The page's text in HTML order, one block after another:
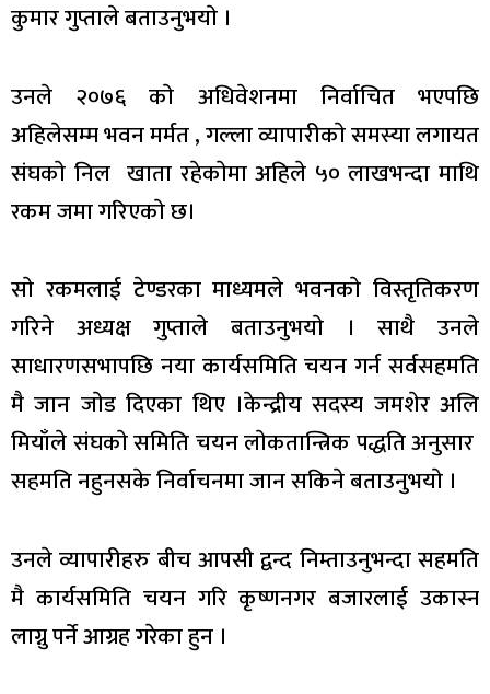
कुमार गुप्ताले बताउनुभयाे ।
उनले २०७६ काे अधिवेशनमा निर्वाचित भएपछि
अहिलेसम्म भवन मर्मत , गल्ला व्यापारीकाे समस्या लगायत
संघकाे निल खाता रहेकाेमा अहिले ५० लाखभन्दा माथि
रकम जमा गरिएकाे छ।
साे रकमलाई टेण्डरका माध्यमले भवनकाे विस्तृतिकरण
गरिने अध्यक्ष गुप्ताले बताउनुभयाे । साथै उनले
साधारणसभापछि नया कार्यसमिति चयन गर्न सर्वसहमति
मै जान जाेड दिएका थिए ।केन्द्रीय सदस्य जमशेर अलि
मियाँले संघकाे समिति चयन लाेकतान्त्रिक पद्धति अनुसार
सहमति नहुनसके निर्वाचनमा जान सकिने बताउनुभयाे ।
उनले व्यापारीहरु बीच आपसी द्वन्द निम्ताउनुभन्दा सहमति
मै कार्यसमिति चयन गरि कृष्णनगर बजारलाई उकास्न
लाग्नु पर्ने आग्रह गरेका हुन ।